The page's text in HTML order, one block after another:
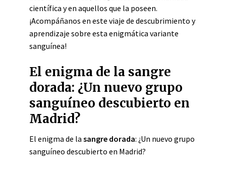
científica y en aquellos que la poseen.
¡Acompáñanos en este viaje de descubrimiento y
aprendizaje sobre esta enigmática variante
sanguínea!
El enigma de la sangre
dorada: ¿Un nuevo grupo
sanguíneo descubierto en
Madrid?
El enigma de la sangre dorada: ¿Un nuevo grupo
sanguíneo descubierto en Madrid?